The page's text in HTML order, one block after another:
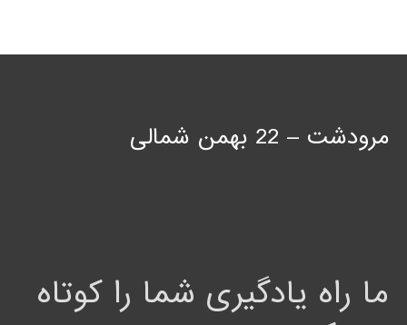
مرودشت – 22 بهمن شمالی
ما راه یادگیری شما را کوتاه